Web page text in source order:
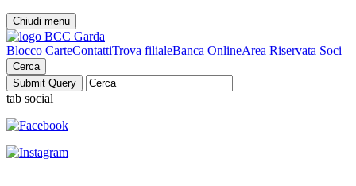
Chiudi menu
Blocco CarteContattiTrova filialeBanca OnlineArea Riservata Soci
Cerca
tab social